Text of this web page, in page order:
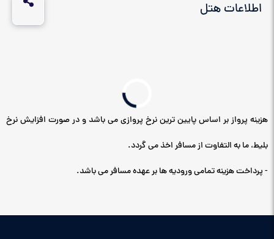
اطلاعات هتل
هزینه پرواز بر اساس پایین ترین نرخ پروازی می باشد و در صورت افزایش نرخ
بلیط، ما به التفاوت از مسافر اخذ می گردد.
- پرداخت هزینه تمامی ورودیه ها بر عهده مسافر می باشد.